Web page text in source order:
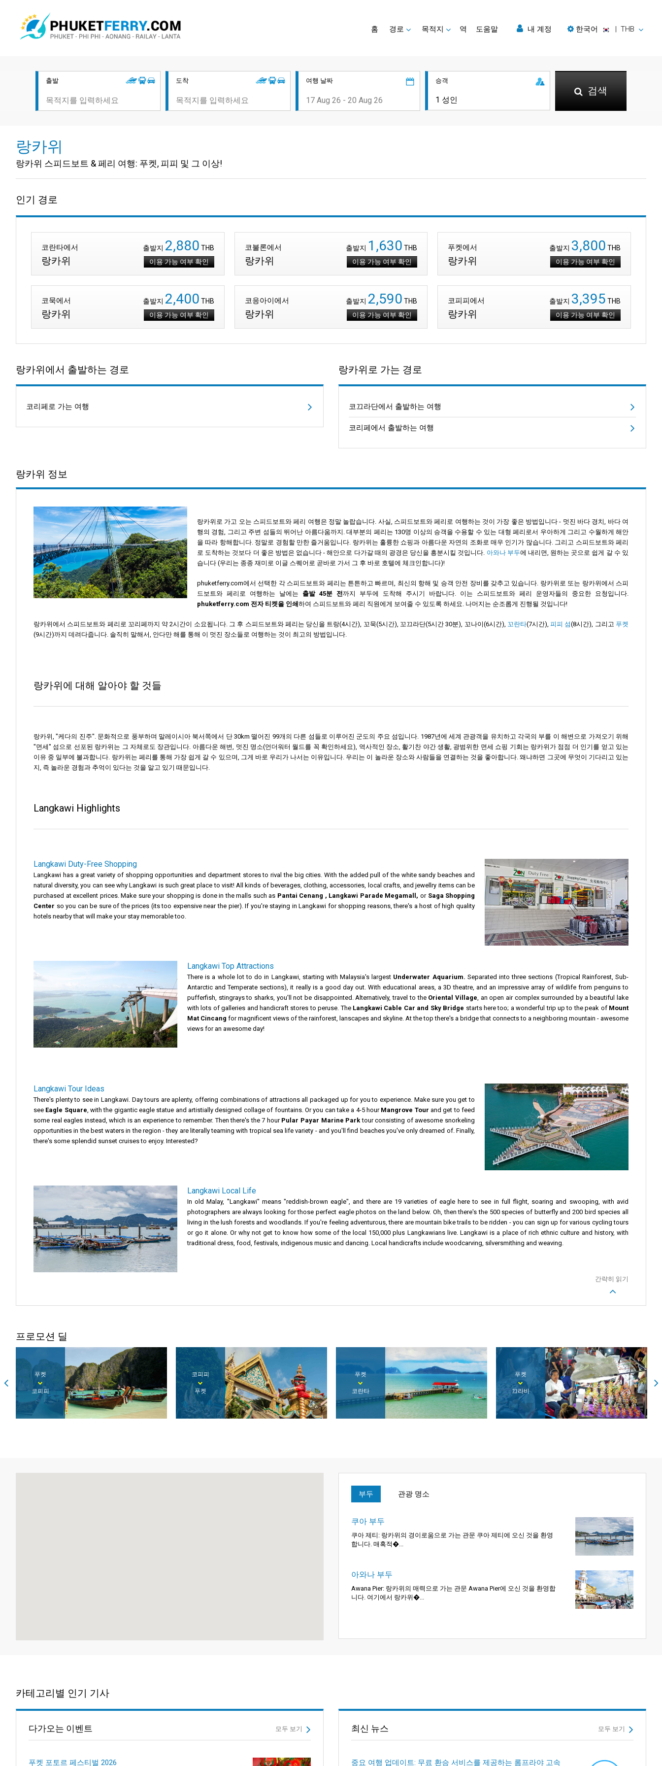
홈 경로 목적지 역 도움말 내 계정 한국어 | THB
출발 도착 여행 날짜 승객
검색
랑카위
랑카위 스피드보트 & 페리 여행: 푸켓, 피피 및 그 이상!
인기 경로
코란타에서
랑카위
출발지 2,880 THB
이용 가능 여부 확인
코불론에서
랑카위
출발지 1,630 THB
이용 가능 여부 확인
푸켓에서
랑카위
출발지 3,800 THB
이용 가능 여부 확인
코묵에서
랑카위
출발지 2,400 THB
이용 가능 여부 확인
코응아이에서
랑카위
출발지 2,590 THB
이용 가능 여부 확인
코피피에서
랑카위
출발지 3,395 THB
이용 가능 여부 확인
랑카위에서 출발하는 경로
코리페로 가는 여행
랑카위로 가는 경로
코끄라단에서 출발하는 여행
코리페에서 출발하는 여행
랑카위 정보
랑카위로 가고 오는 스피드보트와 페리 여행은 정말 놀랍습니다. 사실, 스피드보트와 페리로 여행하는 것이 가장 좋은 방법입니다 - 멋진 바다 경치, 바다 여
행의 경험, 그리고 주변 섬들의 뛰어난 아름다움까지. 대부분의 페리는 130명 이상의 승객을 수용할 수 있는 대형 페리로서 우아하게 그리고 수월하게 해안
을 따라 항해합니다. 정말로 경험할 만한 즐거움입니다. 랑카위는 훌륭한 쇼핑과 아름다운 자연의 조화로 매우 인기가 많습니다. 그리고 스피드보트와 페리
로 도착하는 것보다 더 좋은 방법은 없습니다 - 해안으로 다가갈 때의 광경은 당신을 흥분시킬 것입니다. 아와나 부두에 내리면, 원하는 곳으로 쉽게 갈 수 있
습니다 (우리는 종종 재미로 이글 스퀘어로 곧바로 가서 그 후 바로 호텔에 체크인합니다)!
phuketferry.com에서 선택한 각 스피드보트와 페리는 튼튼하고 빠르며, 최신의 항해 및 승객 안전 장비를 갖추고 있습니다. 랑카위로 또는 랑카위에서 스피
드보트와 페리로 여행하는 날에는 출발 45분 전까지 부두에 도착해 주시기 바랍니다. 이는 스피드보트와 페리 운영자들의 중요한 요청입니다.
phuketferry.com 전자 티켓을 인쇄하여 스피드보트와 페리 직원에게 보여줄 수 있도록 하세요. 나머지는 순조롭게 진행될 것입니다!
랑카위에서 스피드보트와 페리로 꼬리페까지 약 2시간이 소요됩니다. 그 후 스피드보트와 페리는 당신을 트랑(4시간), 꼬묵(5시간), 꼬끄라단(5시간 30분), 꼬나이(6시간), 꼬란타(7시간),피피 섬(8시간), 그리고 푸켓
(9시간)까지 데려다줍니다. 솔직히 말해서, 안다만 해를 통해 이 멋진 장소들로 여행하는 것이 최고의 방법입니다.
랑카위에 대해 알아야 할 것들
랑카위, "케다의 진주". 문화적으로 풍부하며 말레이시아 북서쪽에서 단 30km 떨어진 99개의 다른 섬들로 이루어진 군도의 주요 섬입니다. 1987년에 세계 관광객을 유치하고 각국의 부를 이 해변으로 가져오기 위해
"면세" 섬으로 선포된 랑카위는 그 자체로도 장관입니다. 아름다운 해변, 멋진 명소(언더워터 월드를 꼭 확인하세요), 역사적인 장소, 활기찬 야간 생활, 광범위한 면세 쇼핑 기회는 랑카위가 점점 더 인기를 얻고 있는
이유 중 일부에 불과합니다. 랑카위는 페리를 통해 가장 쉽게 갈 수 있으며, 그게 바로 우리가 나서는 이유입니다. 우리는 이 놀라운 장소와 사람들을 연결하는 것을 좋아합니다. 왜냐하면 그곳에 무엇이 기다리고 있는
지, 즉 놀라운 경험과 추억이 있다는 것을 알고 있기 때문입니다.
Langkawi Highlights
Langkawi Duty-Free Shopping
Langkawi has a great variety of shopping opportunities and department stores to rival the big cities. With the added pull of the white sandy beaches and
natural diversity, you can see why Langkawi is such great place to visit! All kinds of beverages, clothing, accessories, local crafts, and jewellry items can be
purchased at excellent prices. Make sure your shopping is done in the malls such as Pantai Cenang , Langkawi Parade Megamall, or Saga Shopping
Center so you can be sure of the prices (its too expensive near the pier). If you're staying in Langkawi for shopping reasons, there's a host of high quality
hotels nearby that will make your stay memorable too.
Langkawi Top Attractions
There is a whole lot to do in Langkawi, starting with Malaysia's largest Underwater Aquarium. Separated into three sections (Tropical Rainforest, Sub-
Antarctic and Temperate sections), it really is a good day out. With educational areas, a 3D theatre, and an impressive array of wildlife from penguins to
pufferfish, stingrays to sharks, you'll not be disappointed. Alternatively, travel to the Oriental Village, an open air complex surrounded by a beautiful lake
with lots of galleries and handicraft stores to peruse. The Langkawi Cable Car and Sky Bridge starts here too; a wonderful trip up to the peak of Mount
Mat Cincang for magnificent views of the rainforest, lanscapes and skyline. At the top there's a bridge that connects to a neighboring mountain - awesome
views for an awesome day!
Langkawi Tour Ideas
There's plenty to see in Langkawi. Day tours are aplenty, offering combinations of attractions all packaged up for you to experience. Make sure you get to
see Eagle Square, with the gigantic eagle statue and artistially designed collage of fountains. Or you can take a 4-5 hour Mangrove Tour and get to feed
some real eagles instead, which is an experience to remember. Then there's the 7 hour Pular Payar Marine Parktour consisting of awesome snorkeling
opportunities in the best waters in the region - they are literally teaming with tropical sea life variety - and you'll find beaches you've only dreamed of. Finally,
there's some splendid sunset cruises to enjoy. Interested?
Langkawi Local Life
In old Malay, "Langkawi" means "reddish-brown eagle", and there are 19 varieties of eagle here to see in full flight, soaring and swooping, with avid
photographers are always looking for those perfect eagle photos on the land below. Oh, then there's the 500 species of butterfly and 200 bird species all
living in the lush forests and woodlands. If you're feeling adventurous, there are mountain bike trails to be ridden - you can sign up for various cycling tours
or go it alone. Or why not get to know how some of the local 150,000 plus Langkawians live. Langkawi is a place of rich ethnic culture and history, with
traditional dress, food, festivals, indigenous music and dancing. Local handicrafts include woodcarving, silversmithing and weaving.
간략히 읽기
프로모션 딜
코피피
푸켓
푸켓
코란타
푸켓
끄라비
푸켓
코리페
부두 관광 명소
쿠아 부두
쿠아 제티: 랑카위의 경이로움으로 가는 관문 쿠아 제티에 오신 것을 환영
합니다. 매혹적�...
아와나 부두
Awana Pier: 랑카위의 매력으로 가는 관문 Awana Pier에 오신 것을 환영합
니다. 여기에서 랑카위�...
카테고리별 인기 기사
다가오는 이벤트 모두 보기
푸켓 포토르 페스티벌 2026
최신 뉴스 모두 보기
중요 여행 업데이트: 무료 환승 서비스를 제공하는 롬프라야 고속